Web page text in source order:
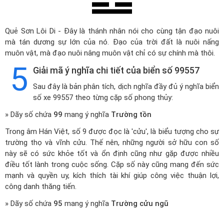
Quẻ Sơn Lôi Di - Đây là thánh nhân nói cho cùng tận đạo nuôi
mà tán dương sự lớn của nó. Đạo của trời đất là nuôi nấng
muôn vật, mà đạo nuôi nâng muôn vật chỉ có sự chính mà thôi.
5 Giải mã ý nghĩa chi tiết của biển số 99557
Sau đây là bản phân tích, dịch nghĩa đầy đủ ý nghĩa biển
số xe 99557 theo từng cặp số phong thủy:
» Dãy số chứa 99 mang ý nghĩa Trường tồn
Trong âm Hán Việt, số 9 được đọc là 'cửu', là biểu tượng cho sự
trường thọ và vĩnh cửu. Thế nên, những người sở hữu con số
này sẽ có sức khỏe tốt và ổn định cũng như gặp được nhiều
điều tốt lành trong cuộc sống. Cặp số này cũng mang đến sức
mạnh và quyền uy, kích thích tài khí giúp công việc thuận lợi,
công danh thăng tiến.
» Dãy số chứa 95 mang ý nghĩa Trường cửu ngũ